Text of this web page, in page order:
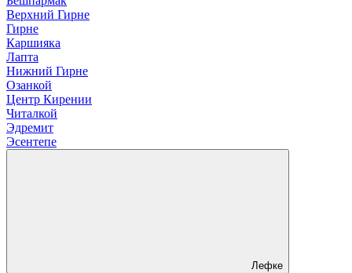
Верхний Гирне
Гирне
Каршияка
Лапта
Нижний Гирне
Озанкой
Центр Кирении
Читалкой
Эдремит
Эсентепе
Лефке